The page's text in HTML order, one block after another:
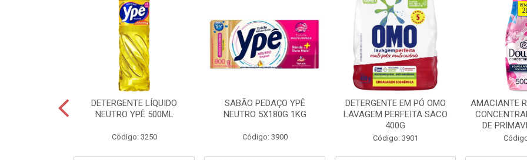
DETERGENTE LÍQUIDO
NEUTRO YPÊ 500ML
Código: 3250
SABÃO PEDAÇO YPÊ
NEUTRO 5X180G 1KG
Código: 3900
DETERGENTE EM PÓ OMO
LAVAGEM PERFEITA SACO
400G
Código: 3901
AMACIANTE
DE